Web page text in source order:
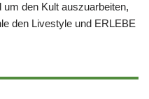
den Kult auszuarbeiten,
den Livestyle und ERLEBE